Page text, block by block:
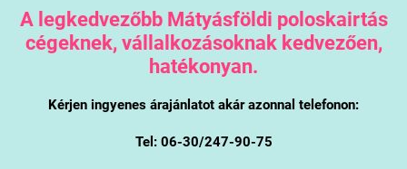
A legkedvezőbb Mátyásföldi poloskairtás
cégeknek, vállalkozásoknak kedvezően,
hatékonyan.
Kérjen ingyenes árajánlatot akár azonnal telefonon:
Tel: 06-30/247-90-75